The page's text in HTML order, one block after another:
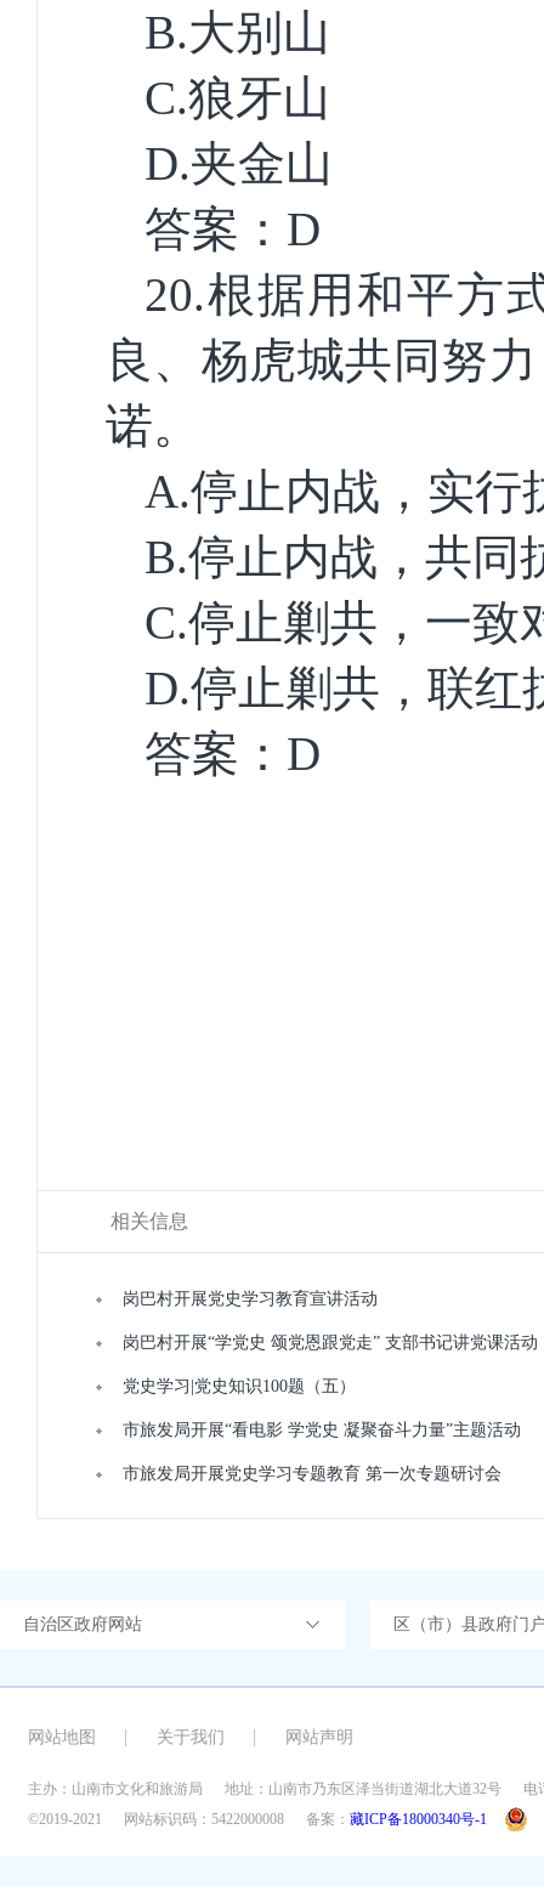
B.大别山
C.狼牙山
D.夹金山
答案： D
20.根据用和平方
良、杨虎城共同努
诺。
A.停止内战，实行
B.停止内战，共同
C.停止剿共，一致
D.停止剿共，联红
答案： D
相关信息
岗巴村开展党史学习教育宣讲活动
岗巴村开展“学党史 颂党恩跟党走” 支部书记讲党课活动
党史学习|党史知识100题（五）
市旅发局开展“看电影 学党史 凝聚奋斗力量”主题活动
市旅发局开展党史学习专题教育 第一次专题研讨会
自治区政府网站 区（市）县政府门
网站地图 关于我们 网站声明
主办：山南市文化和旅游局 地址：山南市乃东区泽当街道湖北大道32号
电
©2019-2021
网站标识码：5422000008 备案： 藏ICP备18000340号-1